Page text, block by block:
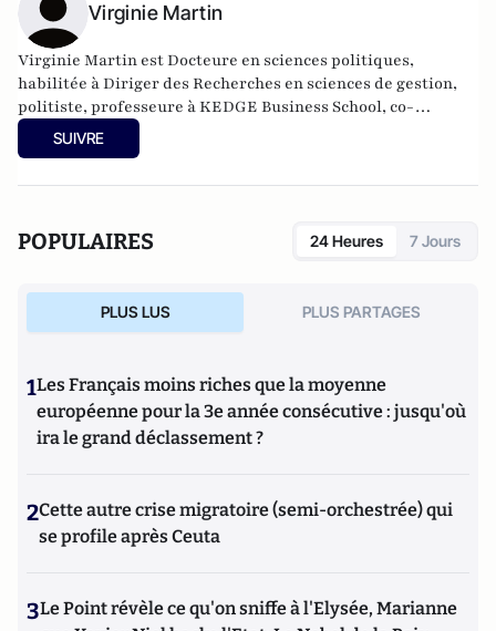
Virginie Martin
Virginie Martin est Docteure en sciences politiques,
habilitée à Diriger des Recherches en sciences de gestion,
politiste, professeure à KEDGE Business School, co-
responsable du comité scientifique de la Revue Politique et
Parlementaire.
SUIVRE
POPULAIRES 24 Heures 7 Jours
PLUS LUS PLUS PARTAGES
1Les Français moins riches que la moyenne
européenne pour la 3e année consécutive : jusqu'où
ira le grand déclassement ?
2Cette autre crise migratoire (semi-orchestrée) qui
se profile après Ceuta
3Le Point révèle ce qu'on sniffe à l'Elysée, Marianne